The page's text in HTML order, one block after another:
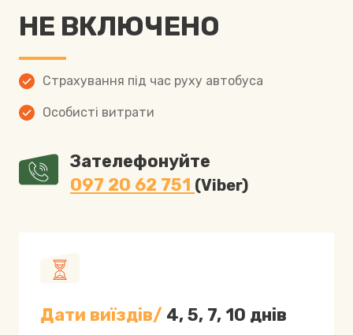
НЕ ВКЛЮЧЕНО
Страхування під час руху автобуса
Особисті витрати
Зателефонуйте
097 20 62 751 (Viber)
Дати виїздів/ 4, 5, 7, 10 днів